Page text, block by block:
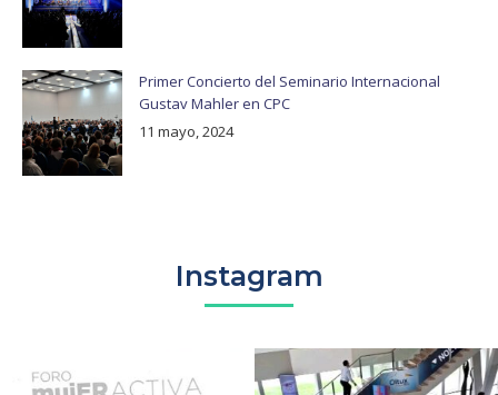
Primer Concierto del Seminario Internacional
Gustav Mahler en CPC
11 mayo, 2024
Instagram